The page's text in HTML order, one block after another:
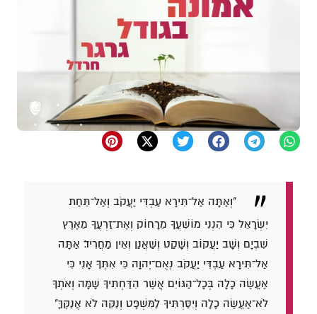
"וְאַתָּה אַל־תִּירָא עַבְדִּי יַעֲקֹב וְאַל־תֵּחַת
יִשְׂרָאֵל כִּי הִנְנִי מוֹשִׁעֲךָ מֵרָחוֹק וְאֶת־זַרְעֲךָ מֵאֶרֶץ
שִׁבְיָם וְשָׁב יַעֲקוֹב וְשָׁקַט וְשַׁאֲנַן וְאֵין מַחֲרִיד׃ אַתָּה
אַל־תִּירָא עַבְדִּי יַעֲקֹב נְאֻם־יְהוָה כִּי אִתְּךָ אָנִי כִּי
אֶעֱשֶׂה כָלָה בְּכָל־הַגּוֹיִם אֲשֶׁר הִדַּחְתִּיךָ שָׁמָּה וְאֹתְךָ
לֹא־אֶעֱשֶׂה כָלָה וְיִסַּרְתִּיךָ לַמִּשְׁפָּט וְנַקֵּה לֹא אֲנַקֶּךָּ"